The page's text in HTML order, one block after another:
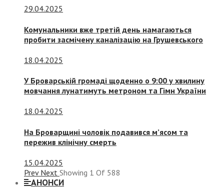
29.04.2025
Комунальники вже третій день намагаються
пробити засмічену каналізацію на Грушевського
18.04.2025
У Броварській громаді щоденно о 9:00 у хвилину
мовчання лунатимуть метроном та Гімн України
18.04.2025
На Броварщині чоловік подавився м’ясом та
пережив клінічну смерть
15.04.2025
Prev Next Showing 1 Of 588
АНОНСИ